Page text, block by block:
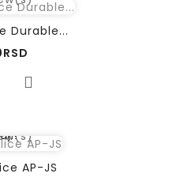
Durable...
AP-JS